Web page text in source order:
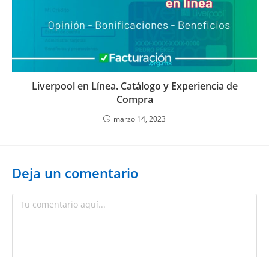
Liverpool en Línea. Catálogo y Experiencia de
Compra
marzo 14, 2023
Deja un comentario